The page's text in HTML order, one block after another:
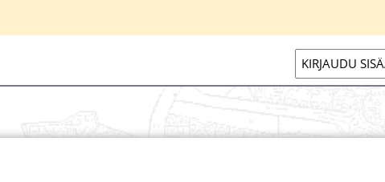
KIRJAUDU